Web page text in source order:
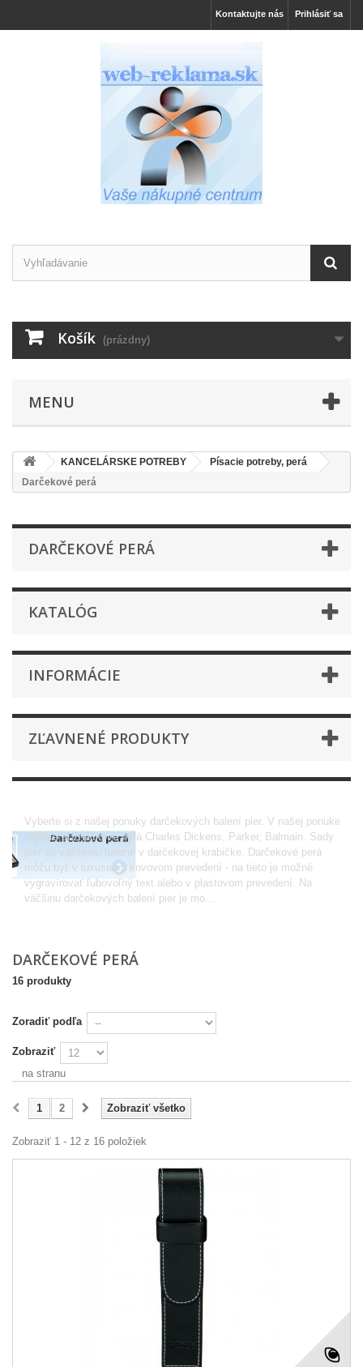
Prihlásiť sa
Kontaktujte nás
Košík (prázdny)
MENU
KANCELÁRSKE POTREBY
Písacie potreby, perá
Darčekové perá
DARČEKOVÉ PERÁ
KATALÓG
INFORMÁCIE
ZĽAVNENÉ PRODUKTY
Vyberte si z našej ponuky darčekových balení pier. V našej ponuke
nájdete aj značkové perá Charles Dickens, Parker, Balmain. Sady
pier sú väčšinou balené v darčekovej krabičke. Darčekové perá
môžu byť v luxusnom kovovom prevedení - na tieto je možné
vygravírovať ľubovoľný text alebo v plastovom prevedení. Na
väčšinu darčekových balení pier je mo...
DARČEKOVÉ PERÁ
16 produkty
Zoradiť podľa
Zobraziť
na stranu
Zobraziť všetko
1 2
Zobraziť 1 - 12 z 16 položiek